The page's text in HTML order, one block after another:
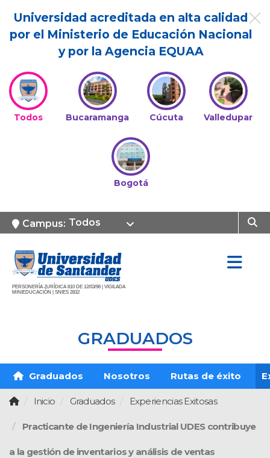
Universidad acreditada en alta calidad
por el Ministerio de Educación Nacional
y por la Agencia EQUAA
Todos Bucaramanga Cúcuta Valledupar
Bogotá
Campus: Todos
PERSONERÍA JURÍDICA 810 DE 12/03/96 | VIGILADA
MINIEDUCACIÓN | SNIES 2832
GRADUADOS
Graduados Nosotros Rutas de éxito
Inicio Graduados Experiencias Exitosas
Practicante de Ingeniería Industrial UDES contribuye
a la gestión de inventarios y análisis de ventas